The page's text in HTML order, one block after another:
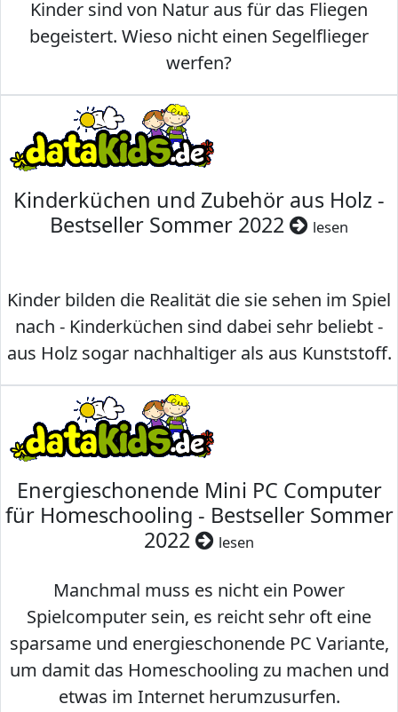
Kinder sind von Natur aus für das Fliegen
begeistert. Wieso nicht einen Segelflieger
werfen?
Kinderküchen und Zubehör aus Holz -
Bestseller Sommer 2022
lesen
Kinder bilden die Realität die sie sehen im Spiel
nach - Kinderküchen sind dabei sehr beliebt -
aus Holz sogar nachhaltiger als aus Kunststoff.
Energieschonende Mini PC Computer
für Homeschooling - Bestseller Sommer
2022
lesen
Manchmal muss es nicht ein Power
Spielcomputer sein, es reicht sehr oft eine
sparsame und energieschonende PC Variante,
um damit das Homeschooling zu machen und
etwas im Internet herumzusurfen.